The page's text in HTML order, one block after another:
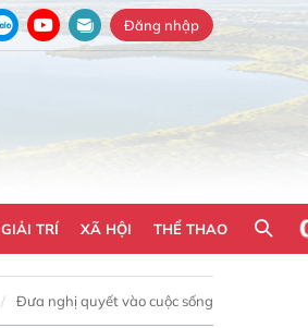
Đăng nhập
GIẢI TRÍ XÃ HỘI THỂ THAO
Đưa nghị quyết vào cuộc sống